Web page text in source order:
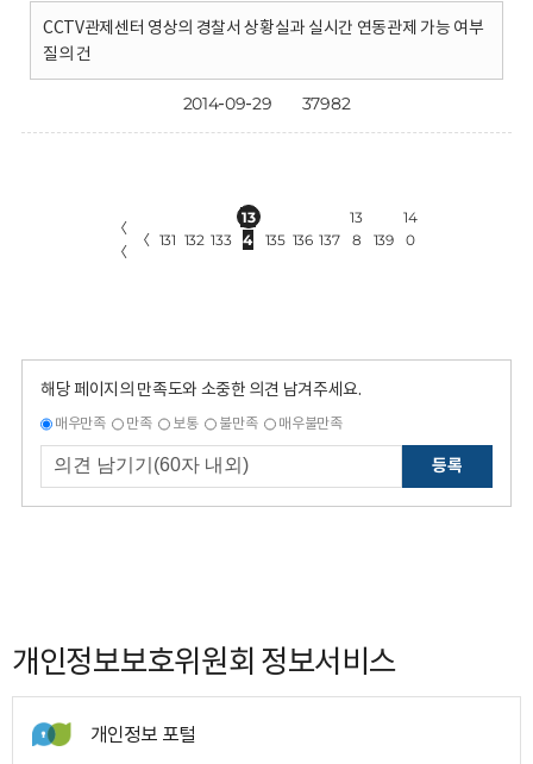
CCTV관제센터 영상의 경찰서 상황실과 실시간 연동관제 가능 여부
질의 건
2014-09-29 37982
〈
〈
〈 131 132 133
13
4
135 136 137
13
8
139
14
0
해당 페이지의 만족도와 소중한 의견 남겨주세요.
매우만족 만족 보통 불만족 매우불만족
등록
개인정보보호위원회 정보서비스
개인정보 포털